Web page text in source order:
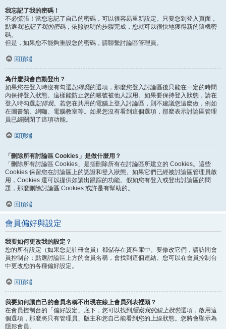
我忘記了我的密碼！
不必慌張！當您忘記了自己的密碼，可以很容易重新設定。只要您到登入頁面，
點選我忘記了我的密碼，依照說明的步驟完成，您就可以很快地獲得新的隨機密
碼。
但是，如果您不能夠重設您的密碼，請聯繫討論區管理員。
回頂端
為什麼我會自動登出？
如果您在登入時沒有勾選記得我的選項，那麼您登入討論區後只能在一定的時間
內保持登入狀態。這樣能防止您的帳號被他人誤用。如果要保持登入狀態，請在
登入時勾選記得我。若您在共用的電腦上登入討論區，則不建議您這麼做，例如
在圖書館、網咖、電腦教室等。如果您沒有看到這個選項，那麼表示討論區管理
員已經關閉了這項功能。
回頂端
「刪除所有討論區 Cookies」是做什麼用？
「刪除所有討論區 Cookies」是指刪除所有在討論區所建立的 Cookies。這些
Cookies 保留您在討論區上的認證和登入狀態。如果它們已經被討論區管理員啟
用，Cookies 還可以提供如讀出跟踪的功能。假如您有登入或登出討論區的問
題，那麼刪除討論區 Cookies 或許是有幫助的。
回頂端
會員偏好與設定
我要如何更改我的設定？
您的所有設定（如果您是註冊會員）都儲存在資料庫中。要修改它們，請訪問會
員控制台；點選討論區上方的會員名稱，會找到這個連結。您可以在會員控制台
中更改您的各種偏好設定。
回頂端
我要如何讓自己的會員名稱不出現在線上會員列表裡頭？
在會員控制台的「偏好設定」底下，您可以找到 隱藏我的線上狀態選項，啟用這
個選項，那麼將只有管理員、版主和您自己能看到您的上線狀態。您將會顯示為
隱形會員。